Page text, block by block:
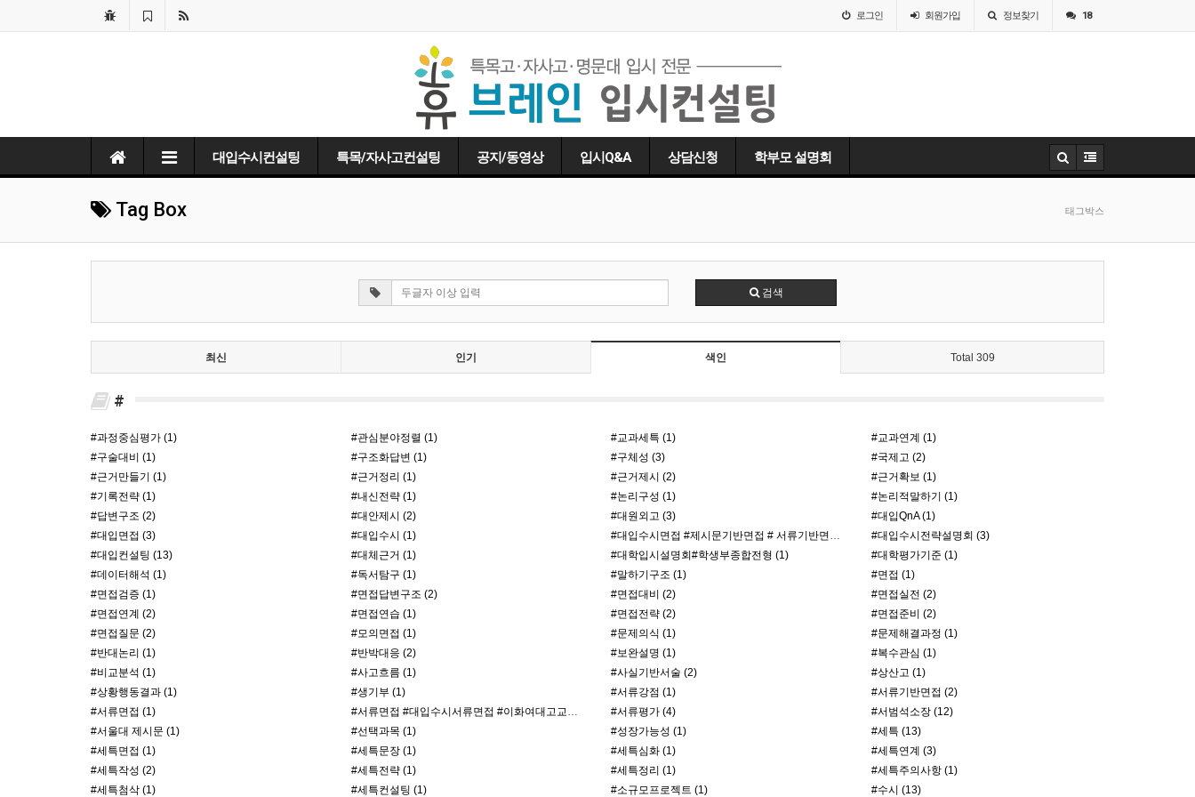
로그인 회원가입 정보찾기 18
대입수시컨설팅 특목/자사고컨설팅 공지/동영상 입시Q&A 상담신청 학부모 설명회
Tag Box 태그박스
검색
최신 인기 색인 Total 309
#
#과정중심평가 (1) #관심분야정렬 (1) #교과세특 (1)
#교과연계 (1)
#구술대비 (1)
#구조화답변 (1) #구체성 (3)
#국제고 (2)
#근거만들기 (1)
#근거정리 (1) #근거제시 (2)
#근거확보 (1)
#기록전략 (1)
#내신전략 (1) #논리구성 (1)
#논리적말하기 (1)
#답변구조 (2)
#대안제시 (2) #대원외고 (3)
#대입QnA (1)
#대입면접 (3)
#대입수시 (1) #대입수시면접 #제시문기반면접 # 서류기반면접 #MMI면접 #의대면접 #의학계열면접 #SKY면접 (1)
#대입수시전략설명회 (3)
#대입컨설팅 (13)
#대체근거 (1) #대학입시설명회#학생부종합전형 (1)
#대학평가기준 (1)
#데이터해석 (1)
#독서탐구 (1) #말하기구조 (1)
#면접 (1)
#면접검증 (1)
#면접답변구조 (2) #면접대비 (2)
#면접실전 (2)
#면접연계 (2)
#면접연습 (1) #면접전략 (2)
#면접준비 (2)
#면접질문 (2)
#모의면접 (1) #문제의식 (1)
#문제해결과정 (1)
#반대논리 (1)
#반박대응 (2) #보완설명 (1)
#복수관심 (1)
#비교분석 (1)
#사고흐름 (1) #사실기반서술 (2)
#상산고 (1)
#상황행동결과 (1)
#생기부 (1) #서류강점 (1)
#서류기반면접 (2)
#서류면접 (1)
#서류면접 #대입수시서류면접 #이화여대고교추천전형면접 #이대서류면접 (3) #서류평가 (4)
#서범석소장 (12)
#서울대 제시문 (1)
#선택과목 (1) #성장가능성 (1)
#세특 (13)
#세특면접 (1)
#세특문장 (1) #세특심화 (1)
#세특연계 (3)
#세특작성 (2)
#세특전략 (1) #세특정리 (1)
#세특주의사항 (1)
#세특첨삭 (1)
#세특컨설팅 (1) #소규모프로젝트 (1) #수시 (13)